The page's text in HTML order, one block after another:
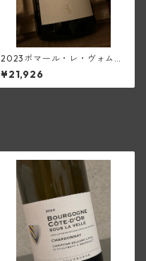
2023ポマール・レ・ヴォムリ
ヤン(ピエール・エ・ルイ・ト
ラペ)
¥21,926